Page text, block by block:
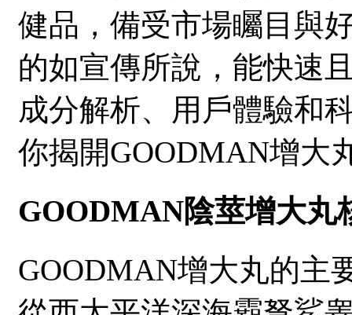
健品，備受市場矚目與
的如宣傳所說，能快速
成分解析、用戶體驗和
你揭開GOODMAN增大
GOODMAN陰莖增大丸
GOODMAN增大丸的主